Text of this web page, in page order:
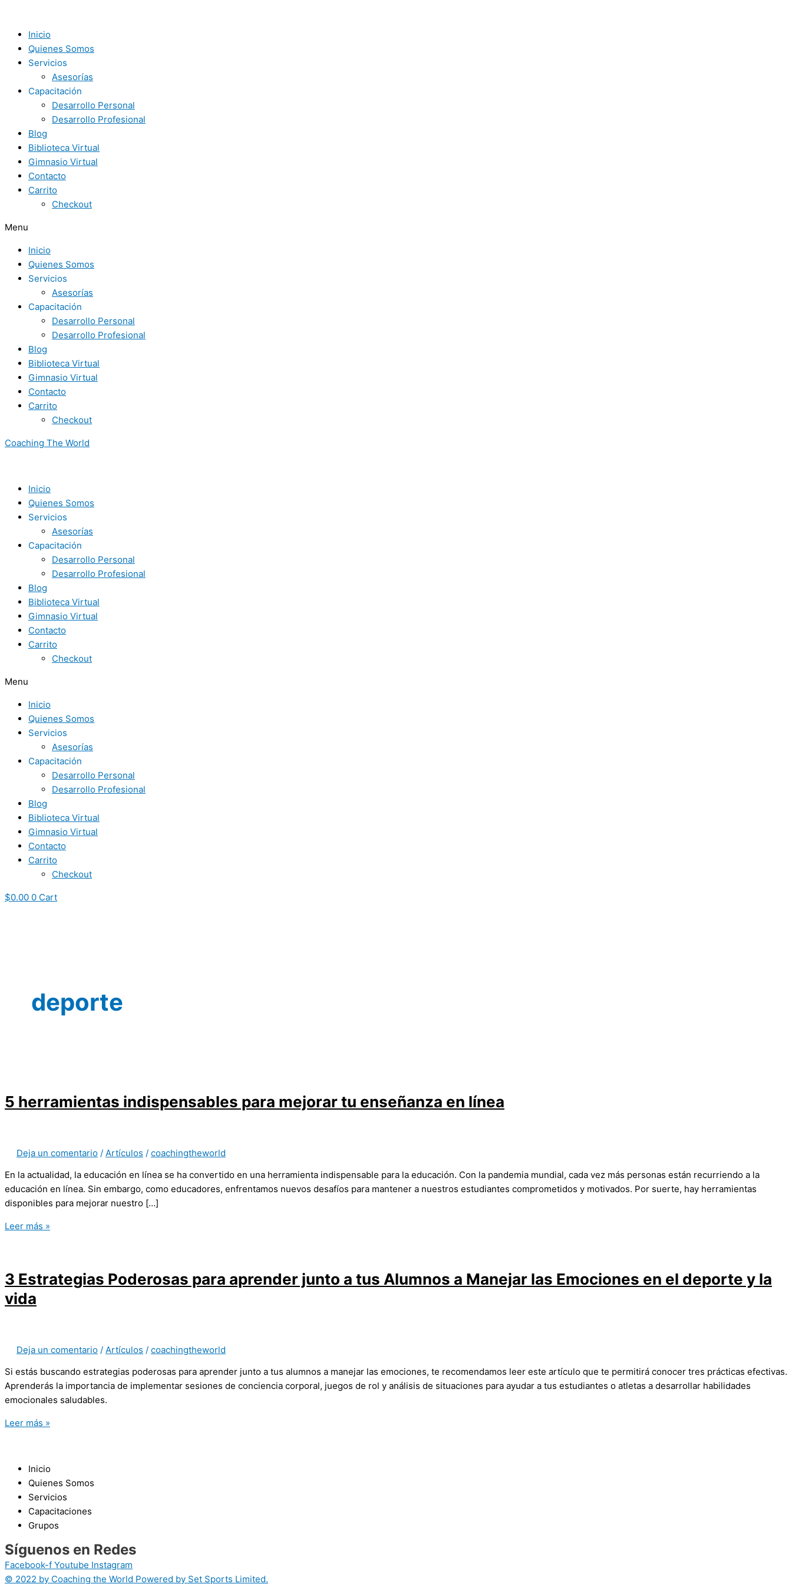
contenido
Inicio
Quienes Somos
Servicios
Asesorías
Capacitación
Desarrollo Personal
Desarrollo Profesional
Blog
Biblioteca Virtual
Gimnasio Virtual
Contacto
Carrito
Checkout
Menu
Inicio
Quienes Somos
Servicios
Asesorías
Capacitación
Desarrollo Personal
Desarrollo Profesional
Blog
Biblioteca Virtual
Gimnasio Virtual
Contacto
Carrito
Checkout
Coaching The World
Inicio
Quienes Somos
Servicios
Asesorías
Capacitación
Desarrollo Personal
Desarrollo Profesional
Blog
Biblioteca Virtual
Gimnasio Virtual
Contacto
Carrito
Checkout
Menu
Inicio
Quienes Somos
Servicios
Asesorías
Capacitación
Desarrollo Personal
Desarrollo Profesional
Blog
Biblioteca Virtual
Gimnasio Virtual
Contacto
Carrito
Checkout
$0.00 0 Cart
deporte
5 herramientas indispensables para mejorar tu enseñanza en línea
Deja un comentario / Artículos / coachingtheworld
En la actualidad, la educación en línea se ha convertido en una herramienta indispensable para la educación. Con la pandemia mundial, cada vez más personas están recurriendo a la
educación en línea. Sin embargo, como educadores, enfrentamos nuevos desafíos para mantener a nuestros estudiantes comprometidos y motivados. Por suerte, hay herramientas
disponibles para mejorar nuestro […]
indispensables
para
mejorar
enseñanza
Leer más »
3 Estrategias Poderosas para aprender junto a tus Alumnos a Manejar las Emociones en el deporte y la
vida
Deja un comentario / Artículos / coachingtheworld
Si estás buscando estrategias poderosas para aprender junto a tus alumnos a manejar las emociones, te recomendamos leer este artículo que te permitirá conocer tres prácticas efectivas.
Aprenderás la importancia de implementar sesiones de conciencia corporal, juegos de rol y análisis de situaciones para ayudar a tus estudiantes o atletas a desarrollar habilidades
emocionales saludables.
Poderosas
para
aprender
Manejar
Emociones
y
vida
Leer más »
Inicio
Quienes Somos
Servicios
Capacitaciones
Grupos
Síguenos en Redes
Facebook-f Youtube Instagram
© 2022 by Coaching the World Powered by Set Sports Limited.